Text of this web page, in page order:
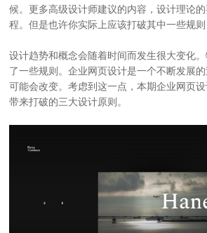
候。更多高级设计师建议的内容，设计理论
程。但是也许你实际上应该打破其中一些规则
设计趋势和概念会随着时间而发生很大变化
了一些规则。企业网页设计是一个不断发展
可能会改变。考虑到这一点，本期企业网页
带来打破的三大设计原则。